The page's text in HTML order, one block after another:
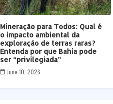
Mineração para Todos: Qual é
o impacto ambiental da
exploração de terras raras?
Entenda por que Bahia pode
ser “privilegiada”
June 10, 2026